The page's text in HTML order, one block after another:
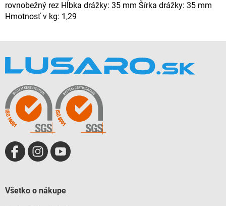
rovnobežný rez Hĺbka drážky: 35 mm Šírka drážky: 35 mm
Hmotnosť v kg: 1,29
Všetko o nákupe